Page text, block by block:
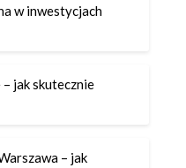
w inwestycjach
jak skutecznie
– jak